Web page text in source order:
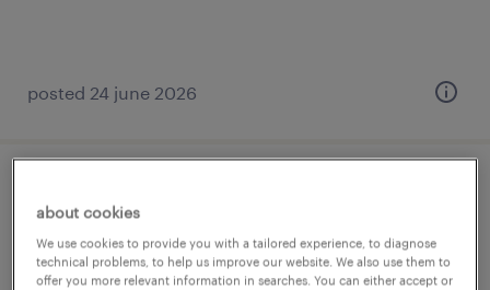
posted 24 june 2026
神奈川, 神奈川県
permanent
about cookies
We use cookies to provide you with a tailored experience, to diagnose
technical problems, to help us improve our website. We also use them to
offer you more relevant information in searches. You can either accept or